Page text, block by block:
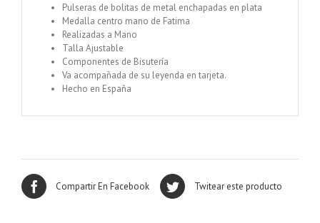
Pulseras de bolitas de metal enchapadas en plata
Medalla centro mano de Fatima
Realizadas a Mano
Talla Ajustable
Componentes de Bisutería
Va acompañada de su leyenda en tarjeta.
Hecho en España
Compartir En Facebook Twitear este producto